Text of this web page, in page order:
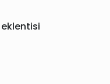
eklentisi